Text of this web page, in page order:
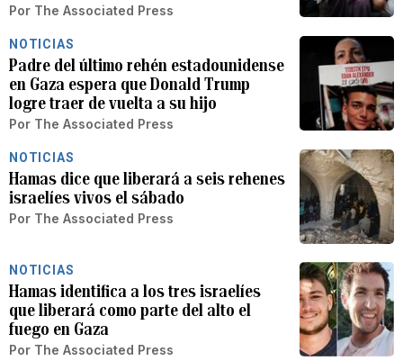
Por The Associated Press
NOTICIAS
Padre del último rehén estadounidense
en Gaza espera que Donald Trump
logre traer de vuelta a su hijo
Por The Associated Press
NOTICIAS
Hamas dice que liberará a seis rehenes
israelíes vivos el sábado
Por The Associated Press
NOTICIAS
Hamas identifica a los tres israelíes
que liberará como parte del alto el
fuego en Gaza
Por The Associated Press